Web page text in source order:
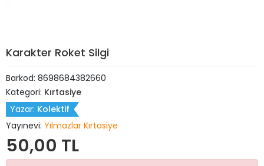
Karakter Roket Silgi
Barkod: 8698684382660
Kategori: Kırtasiye
Yazar: Kolektif
Yayınevi: Yılmazlar Kırtasiye
50,00 TL